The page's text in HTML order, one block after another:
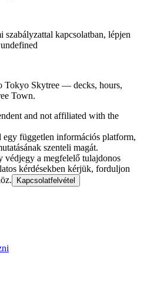
szabályzattal kapcsolatban, lépjen
Tokyo Skytree — decks, hours,
Town.
and not affiliated with the
független információs platform,
szenteli magát.
védjegy a megfelelő tulajdonos
kérdésekben kérjük, forduljon
Kapcsolatfelvétel